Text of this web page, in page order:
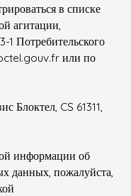
в списке
агитации,
1 Потребительского
или по
Блоктел, CS 61311,
информации об
данных, пожалуйста,